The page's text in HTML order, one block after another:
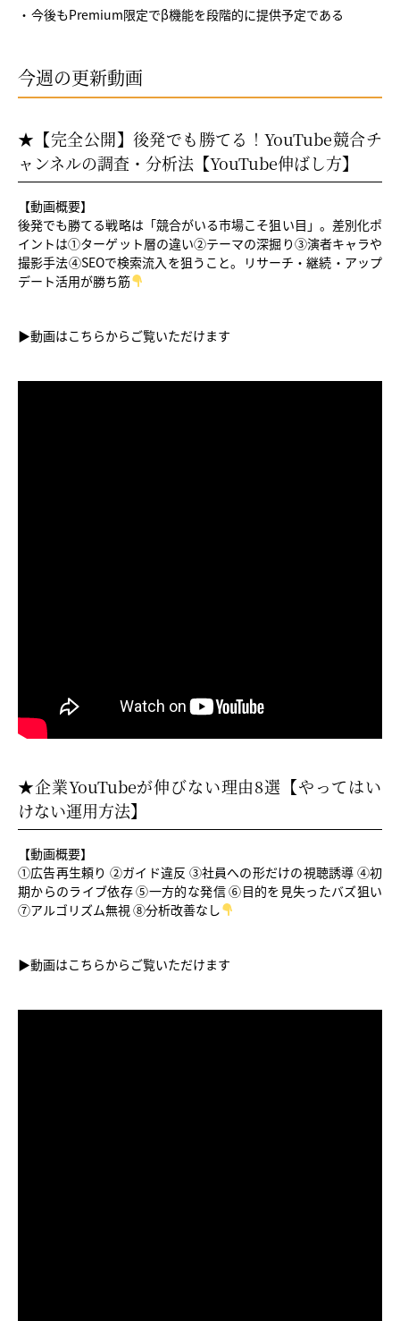
今後もPremium限定でβ機能を段階的に提供予定である
今週の更新動画
★【完全公開】後発でも勝てる！YouTube競合チ
ャンネルの調査・分析法【YouTube伸ばし方】
【動画概要】
後発でも勝てる戦略は「競合がいる市場こそ狙い目」。差別化ポ
イントは①ターゲット層の違い②テーマの深掘り③演者キャラや
撮影手法④SEOで検索流入を狙うこと。リサーチ・継続・アップ
デート活用が勝ち筋
▶︎動画はこちらからご覧いただけます
★企業YouTubeが伸びない理由8選【やってはい
けない運用方法】
【動画概要】
①広告再生頼り ②ガイド違反 ③社員への形だけの視聴誘導 ④初
期からのライブ依存 ⑤一方的な発信 ⑥目的を見失ったバズ狙い
⑦アルゴリズム無視 ⑧分析改善なし
▶︎動画はこちらからご覧いただけます